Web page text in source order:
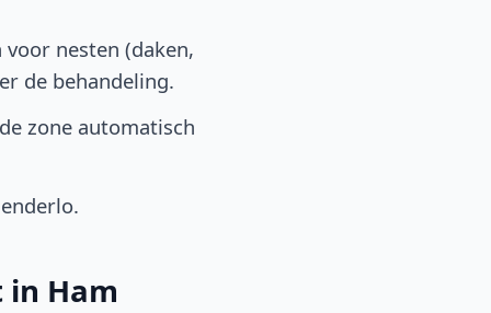
nesten (daken,
de behandeling.
zone automatisch
Ham